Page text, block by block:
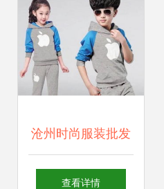
沧州时尚服装批发
几块钱厂家直销背
查看详情